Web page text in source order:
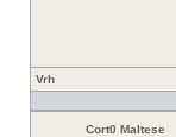
Vrh
Cort0 Maltese